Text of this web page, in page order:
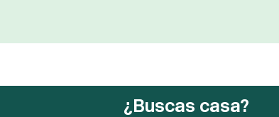
¿Buscas casa?